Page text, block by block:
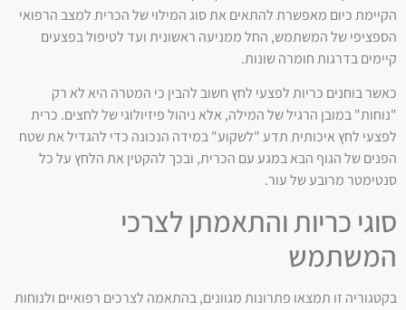
הקיימת כיום מאפשרת להתאים את סוג המילוי של הכרית למצב הרפואי
הספציפי של המשתמש, החל ממניעה ראשונית ועד לטיפול בפצעים
קיימים בדרגות חומרה שונות.
כאשר בוחנים כריות לפצעי לחץ חשוב להבין כי המטרה היא לא רק
"נוחות" במובן הרגיל של המילה, אלא ניהול פיזיולוגי של לחצים. כרית
לפצעי לחץ איכותית תדע "לשקוע" במידה הנכונה כדי להגדיל את שטח
הפנים של הגוף הבא במגע עם הכרית, ובכך להקטין את הלחץ על כל
סנטימטר מרובע של עור.
סוגי כריות והתאמתן לצרכי
המשתמש
בקטגוריה זו תמצאו פתרונות מגוונים, בהתאמה לצרכים רפואיים ולנוחות